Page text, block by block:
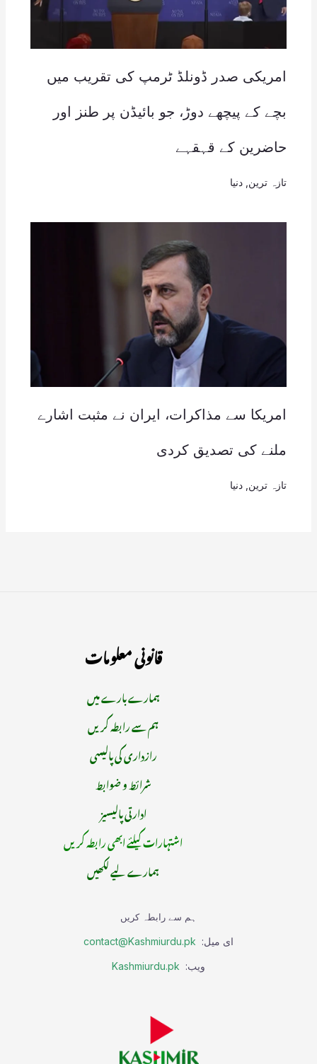
امریکی صدر ڈونلڈ ٹرمپ کی تقریب میں
بچے کے پیچھے دوڑ، جو بائیڈن پر طنز اور
حاضرین کے قہقہے
تازہ ترین دنیا
امریکا سے مذاکرات، ایران نے مثبت اشارے
ملنے کی تصدیق کردی
تازہ ترین دنیا
قانونی معلومات
ہمارے بارے میں
ہم سے رابطہ کریں
رازداری کی پالیسی
شرائط و ضوابط
ادارتی پالیسیز
اشتہارات کیلئے ابھی رابطہ کریں
ہمارے لیے لکھیں
ہم سے رابطہ کریں
ای میل: contact@Kashmiurdu.pk
ویب: Kashmiurdu.pk